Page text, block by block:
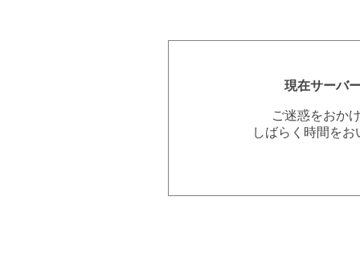
現在サーバ
ご迷惑をおか
しばらく時間を